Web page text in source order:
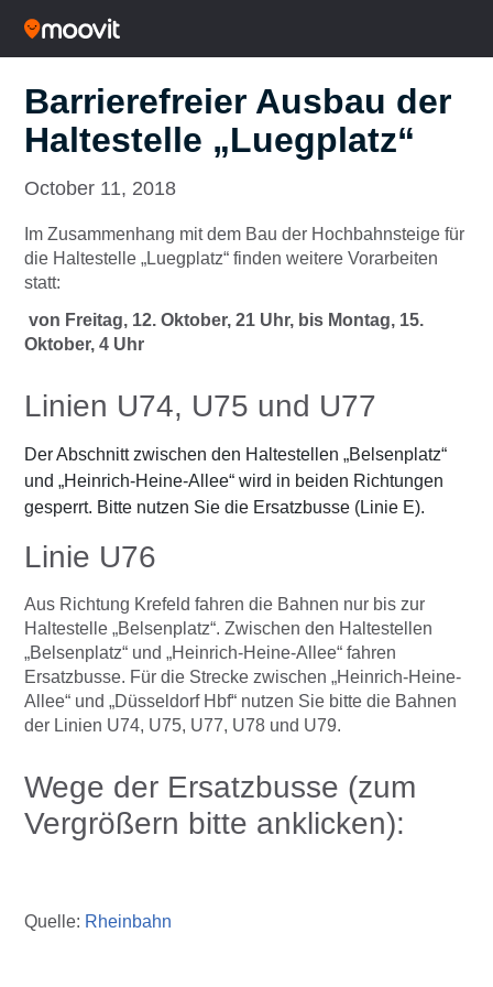
Barrierefreier Ausbau der
Haltestelle „Luegplatz“
October 11, 2018
Im Zusammenhang mit dem Bau der Hochbahnsteige für
die Haltestelle „Luegplatz“ finden weitere Vorarbeiten
statt:
von Freitag, 12. Oktober, 21 Uhr, bis Montag, 15.
Oktober, 4 Uhr
Linien U74, U75 und U77
Der Abschnitt zwischen den Haltestellen „Belsenplatz“
und „Heinrich-Heine-Allee“ wird in beiden Richtungen
gesperrt. Bitte nutzen Sie die Ersatzbusse (Linie E).
Linie U76
Aus Richtung Krefeld fahren die Bahnen nur bis zur
Haltestelle „Belsenplatz“. Zwischen den Haltestellen
„Belsenplatz“ und „Heinrich-Heine-Allee“ fahren
Ersatzbusse. Für die Strecke zwischen „Heinrich-Heine-
Allee“ und „Düsseldorf Hbf“ nutzen Sie bitte die Bahnen
der Linien U74, U75, U77, U78 und U79.
Wege der Ersatzbusse (zum
Vergrößern bitte anklicken):
Quelle: Rheinbahn